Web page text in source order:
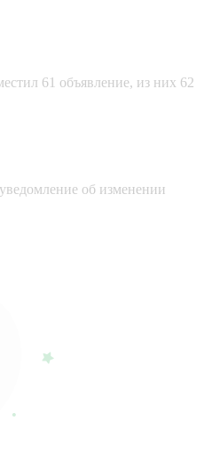
61 объявление, из них 62
об изменении